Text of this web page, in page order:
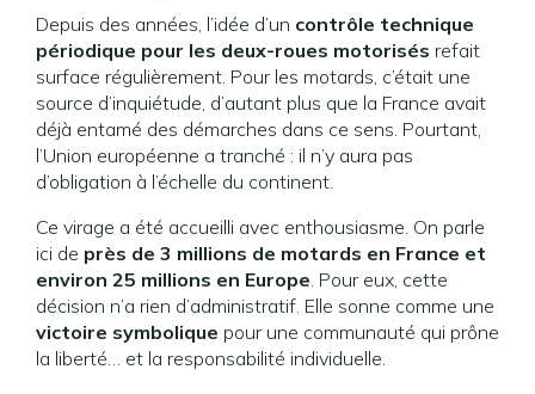
Depuis des années, l’idée d’un contrôle technique
périodique pour les deux-roues motorisés refait
surface régulièrement. Pour les motards, c’était une
source d’inquiétude, d’autant plus que la France avait
déjà entamé des démarches dans ce sens. Pourtant,
l’Union européenne a tranché : il n’y aura pas
d’obligation à l’échelle du continent.
Ce virage a été accueilli avec enthousiasme. On parle
ici de près de 3 millions de motards en France et
environ 25 millions en Europe. Pour eux, cette
décision n’a rien d’administratif. Elle sonne comme une
victoire symbolique pour une communauté qui prône
la liberté… et la responsabilité individuelle.